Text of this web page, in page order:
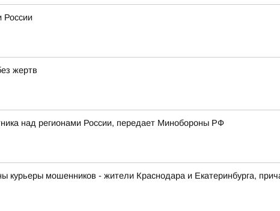
России
жертв
над регионами России, передает Минобороны РФ
курьеры мошенников - жители Краснодара и Екатеринбурга,